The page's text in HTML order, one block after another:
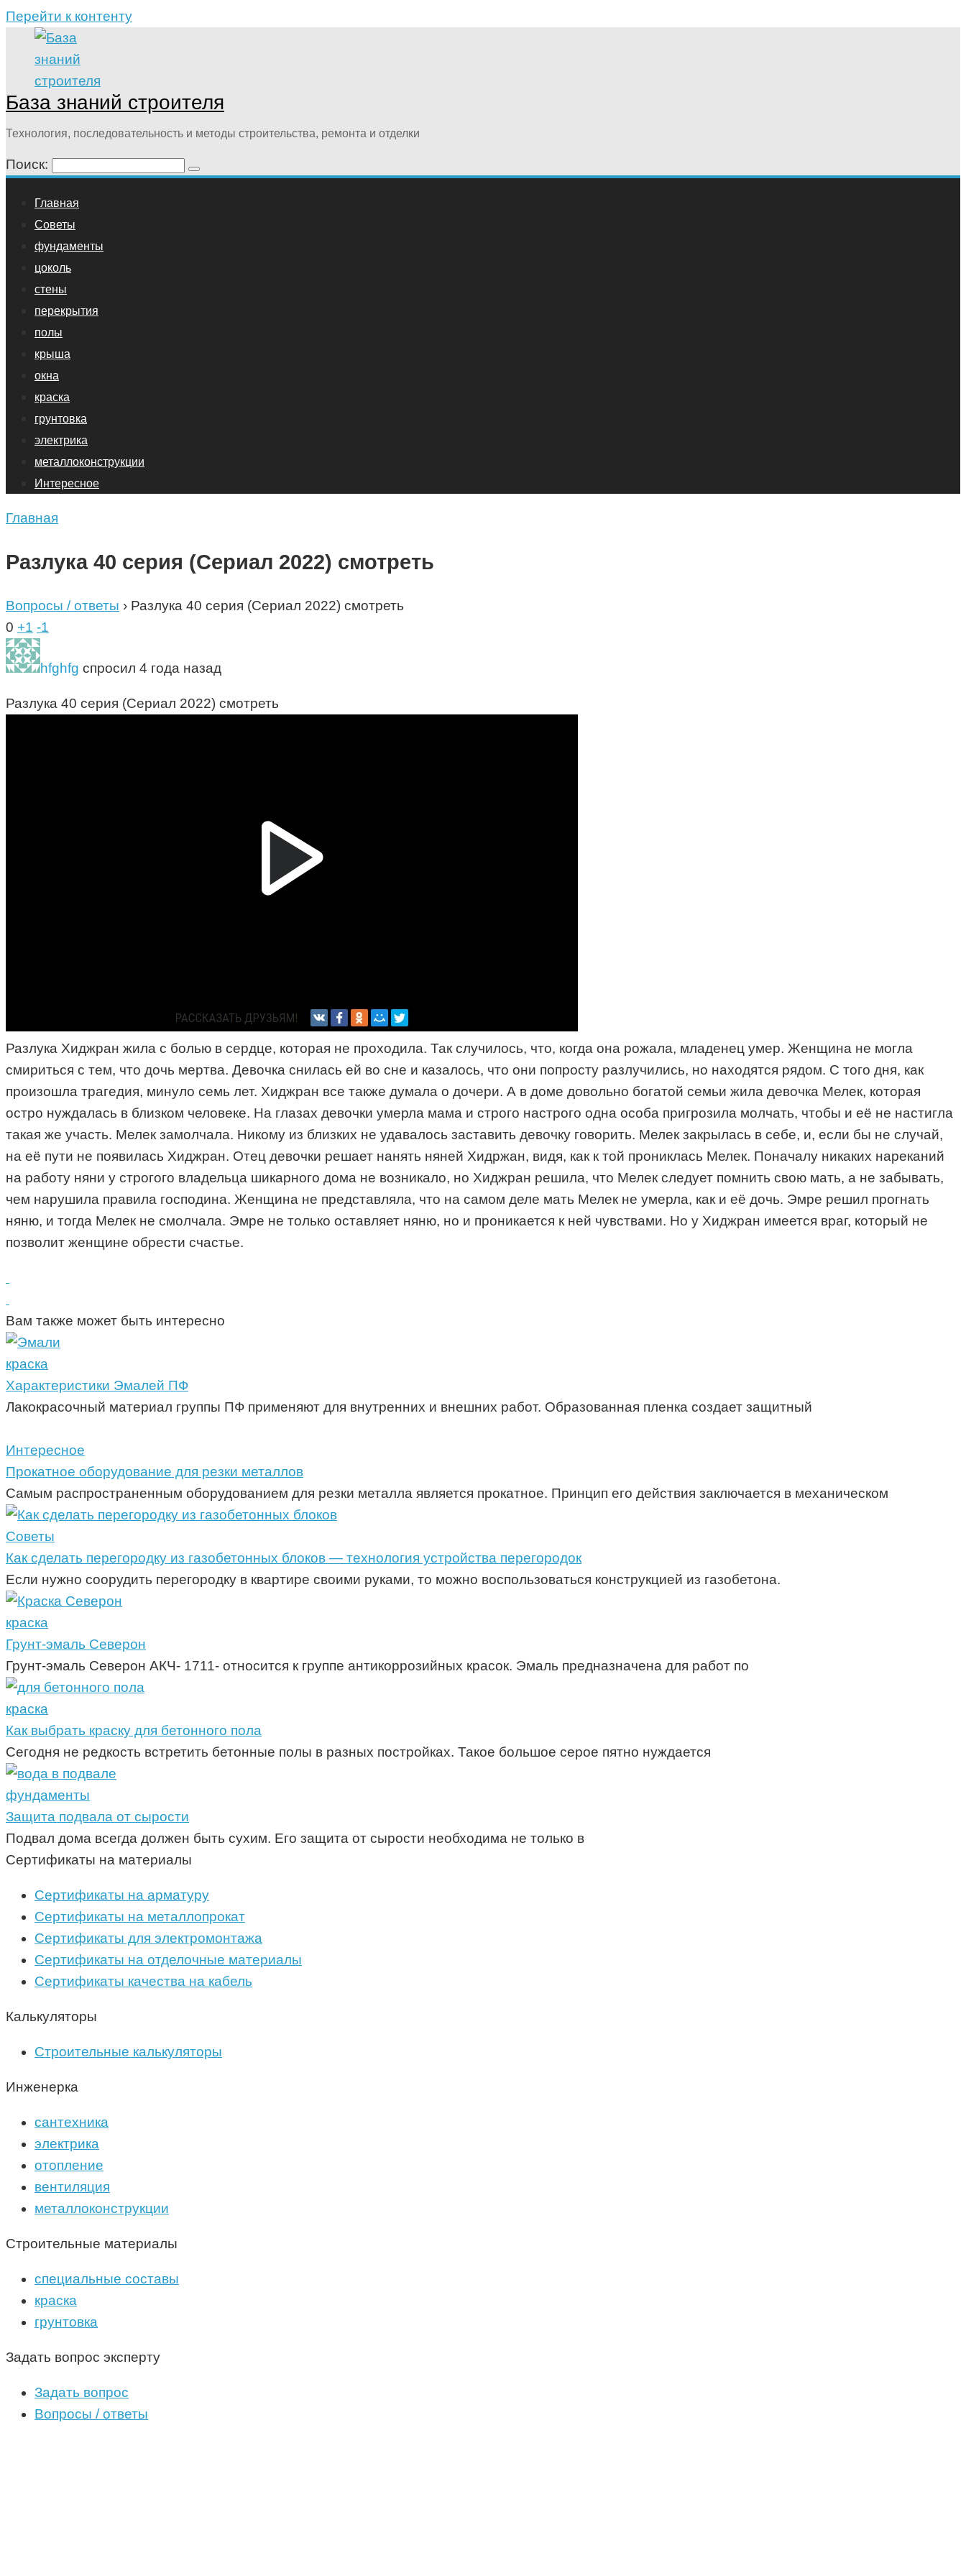
Перейти к контенту
База знаний строителя
Технология, последовательность и методы строительства, ремонта и отделки
Поиск:
Главная
Советы
фундаменты
цоколь
стены
перекрытия
полы
крыша
окна
краска
грунтовка
электрика
металлоконструкции
Интересное
Главная
Разлука 40 серия (Сериал 2022) смотреть
Вопросы / ответы › Разлука 40 серия (Сериал 2022) смотреть
0 +1 -1
hfghfg спросил 4 года назад
Разлука 40 серия (Сериал 2022) смотреть
Разлука Хиджран жила с болью в сердце, которая не проходила. Так случилось, что, когда она рожала, младенец умер. Женщина не могла
смириться с тем, что дочь мертва. Девочка снилась ей во сне и казалось, что они попросту разлучились, но находятся рядом. С того дня, как
произошла трагедия, минуло семь лет. Хиджран все также думала о дочери. А в доме довольно богатой семьи жила девочка Мелек, которая
остро нуждалась в близком человеке. На глазах девочки умерла мама и строго настрого одна особа пригрозила молчать, чтобы и её не настигла
такая же участь. Мелек замолчала. Никому из близких не удавалось заставить девочку говорить. Мелек закрылась в себе, и, если бы не случай,
на её пути не появилась Хиджран. Отец девочки решает нанять няней Хидржан, видя, как к той прониклась Мелек. Поначалу никаких нареканий
на работу няни у строгого владельца шикарного дома не возникало, но Хиджран решила, что Мелек следует помнить свою мать, а не забывать,
чем нарушила правила господина. Женщина не представляла, что на самом деле мать Мелек не умерла, как и её дочь. Эмре решил прогнать
няню, и тогда Мелек не смолчала. Эмре не только оставляет няню, но и проникается к ней чувствами. Но у Хиджран имеется враг, который не
позволит женщине обрести счастье.
Вам также может быть интересно
краска
Характеристики Эмалей ПФ
Лакокрасочный материал группы ПФ применяют для внутренних и внешних работ. Образованная пленка создает защитный
Интересное
Прокатное оборудование для резки металлов
Самым распространенным оборудованием для резки металла является прокатное. Принцип его действия заключается в механическом
Советы
Как сделать перегородку из газобетонных блоков — технология устройства перегородок
Если нужно соорудить перегородку в квартире своими руками, то можно воспользоваться конструкцией из газобетона.
краска
Грунт-эмаль Северон
Грунт-эмаль Северон АКЧ- 1711- относится к группе антикоррозийных красок. Эмаль предназначена для работ по
краска
Как выбрать краску для бетонного пола
Сегодня не редкость встретить бетонные полы в разных постройках. Такое большое серое пятно нуждается
фундаменты
Защита подвала от сырости
Подвал дома всегда должен быть сухим. Его защита от сырости необходима не только в
Сертификаты на материалы
Сертификаты на арматуру
Сертификаты на металлопрокат
Сертификаты для электромонтажа
Сертификаты на отделочные материалы
Сертификаты качества на кабель
Калькуляторы
Строительные калькуляторы
Инженерка
сантехника
электрика
отопление
вентиляция
металлоконструкции
Строительные материалы
специальные составы
краска
грунтовка
Задать вопрос эксперту
Задать вопрос
Вопросы / ответы